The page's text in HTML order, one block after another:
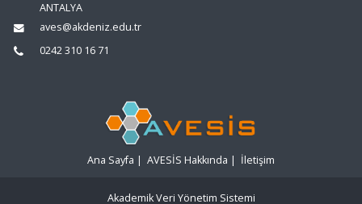
ANTALYA
aves@akdeniz.edu.tr
0242 310 16 71
Ana Sayfa | AVESİS Hakkında | İletişim
Akademik Veri Yönetim Sistemi